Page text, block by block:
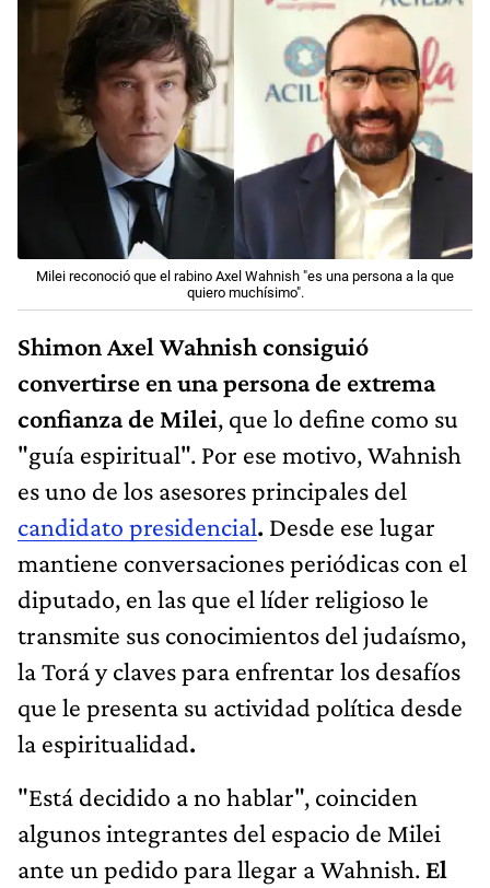
Milei reconoció que el rabino Axel Wahnish "es una persona a la que
quiero muchísimo".
Shimon Axel Wahnish consiguió
convertirse en una persona de extrema
confianza de Milei, que lo define como su
"guía espiritual". Por ese motivo, Wahnish
es uno de los asesores principales del
candidato presidencial. Desde ese lugar
mantiene conversaciones periódicas con el
diputado, en las que el líder religioso le
transmite sus conocimientos del judaísmo,
la Torá y claves para enfrentar los desafíos
que le presenta su actividad política desde
la espiritualidad.
"Está decidido a no hablar", coinciden
algunos integrantes del espacio de Milei
ante un pedido para llegar a Wahnish. El